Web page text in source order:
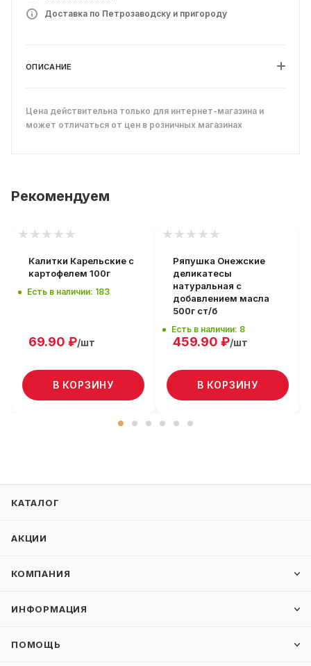
Доставка по Петрозаводску и пригороду
ОПИСАНИЕ
Цена действительна только для интернет-магазина и
может отличаться от цен в розничных магазинах
Рекомендуем
Калитки Карельские с
картофелем 100г
Есть в наличии: 183
69.90 ₽/шт
В КОРЗИНУ
Ряпушка Онежские
деликатесы
натуральная с
добавлением масла
500г ст/б
Есть в наличии: 8
459.90 ₽/шт
В КОРЗИНУ
КАТАЛОГ
АКЦИИ
КОМПАНИЯ
ИНФОРМАЦИЯ
ПОМОЩЬ